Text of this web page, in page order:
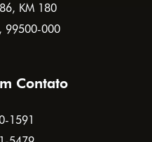
KM 180
99500-000
Contato
1591